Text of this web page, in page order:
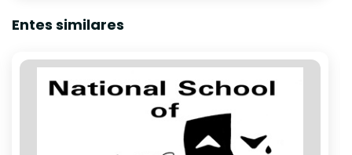
Entes similares